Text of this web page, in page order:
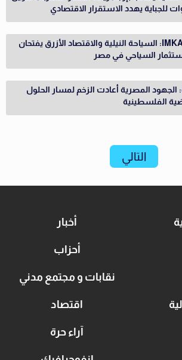
للجباية يهدد الاستقرار الاقتصادي
رئيس إمكان IMKAN: السياحة النيلية والاقتصاد الأزرق يفتحان
السياحي في مصر
الجهود المصرية أعادت الزخم لمسار الحلول
الفلسطينية
التالي
أخبار
أحزاب
نقابات و مجتمع مدني
اقتصاد
آراء حرة